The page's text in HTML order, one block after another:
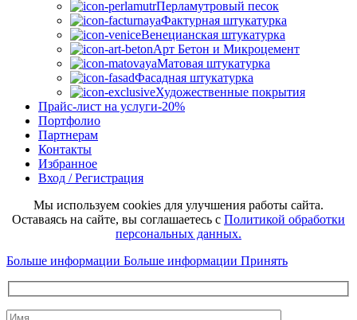
Перламутровый песок
Фактурная штукатурка
Венецианская штукатурка
Арт Бетон и Микроцемент
Матовая штукатурка
Фасадная штукатурка
Художественные покрытия
Прайс-лист на услуги-20%
Портфолио
Партнерам
Контакты
Избранное
Вход / Регистрация
Мы используем cookies для улучшения работы сайта.
Оставаясь на сайте, вы соглашаетесь с Политикой обработки
персональных данных.
Больше информации Больше информации Принять